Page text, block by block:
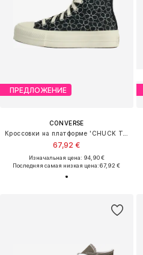
ПРЕДЛОЖЕНИЕ
CONVERSE
67,92 €
Изначальная цена: 94,90 €
Последняя самая низкая цена:67,92 €